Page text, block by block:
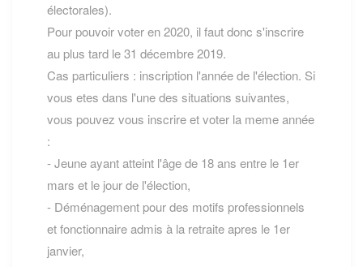
électorales).
Pour pouvoir voter en 2020, il faut donc s'inscrire
au plus tard le 31 décembre 2019.
Cas particuliers : inscription l'année de l'élection. Si
vous etes dans l'une des situations suivantes,
vous pouvez vous inscrire et voter la meme année
:
- Jeune ayant atteint l'âge de 18 ans entre le 1er
mars et le jour de l'élection,
- Déménagement pour des motifs professionnels
et fonctionnaire admis à la retraite apres le 1er
janvier,